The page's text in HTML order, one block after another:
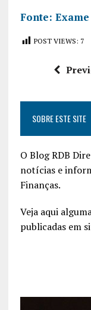
Fonte:
POST VIEWS: 7
SOBRE ESTE SITE
O Blog RDB
notícias e
Finanças.
Veja aqui
publicadas em